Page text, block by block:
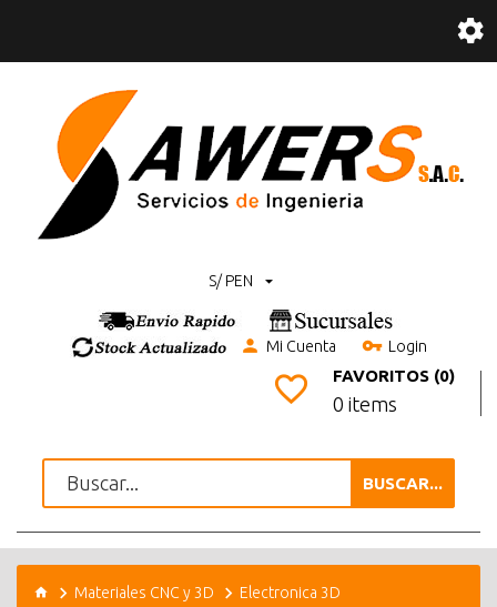
S/ PEN
Mi Cuenta Login
FAVORITOS (0)
0 items
BUSCAR...
Materiales CNC y 3D
Electronica 3D